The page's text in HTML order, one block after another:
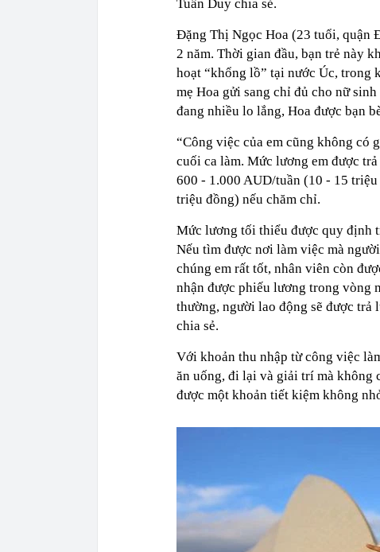
Tuấn Duy chia sẻ.
Đặng Thị Ngọc Hoa (23 tuổi, quận
2 năm. Thời gian đầu, bạn trẻ này
hoạt “khổng lồ” tại nước Úc, trong
mẹ Hoa gửi sang chỉ đủ cho nữ
đang nhiều lo lắng, Hoa được bạn
“Công việc của em cũng không có
cuối ca làm. Mức lương em được
600 - 1.000 AUD/tuần (10 - 15
triệu đồng) nếu chăm chỉ.
Mức lương tối thiểu được quy định
Nếu tìm được nơi làm việc mà
chúng em rất tốt, nhân viên còn
nhận được phiếu lương trong vòng
thường, người lao động sẽ được trả
chia sẻ.
Với khoản thu nhập từ công việc
ăn uống, đi lại và giải trí mà không
được một khoản tiết kiệm không